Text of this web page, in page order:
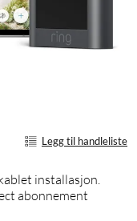
Legg til handleliste
installasjon.
abonnement